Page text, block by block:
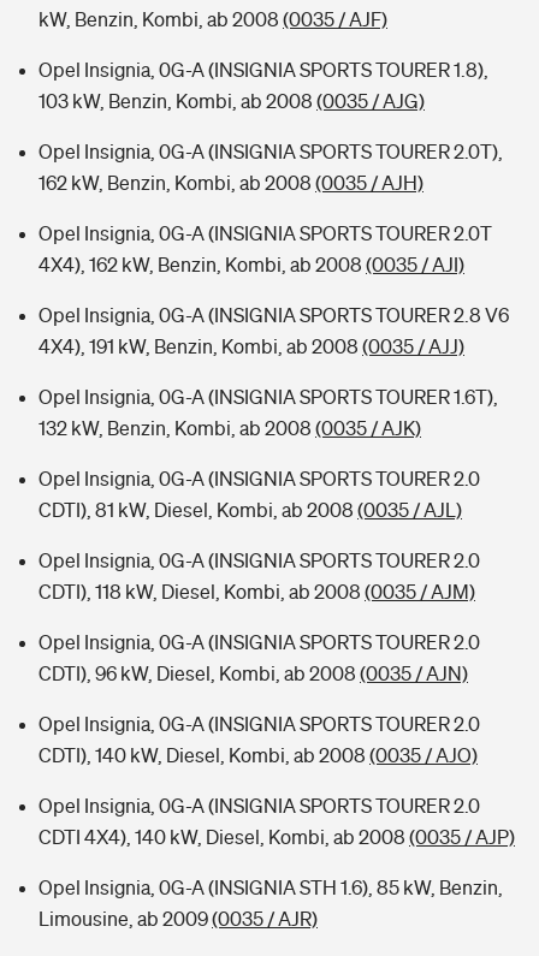
kW, Benzin, Kombi, ab 2008 (0035 / AJF)
Opel Insignia, 0G-A (INSIGNIA SPORTS TOURER 1.8),
103 kW, Benzin, Kombi, ab 2008 (0035 / AJG)
Opel Insignia, 0G-A (INSIGNIA SPORTS TOURER 2.0T),
162 kW, Benzin, Kombi, ab 2008 (0035 / AJH)
Opel Insignia, 0G-A (INSIGNIA SPORTS TOURER 2.0T
4X4), 162 kW, Benzin, Kombi, ab 2008 (0035 / AJI)
Opel Insignia, 0G-A (INSIGNIA SPORTS TOURER 2.8 V6
4X4), 191 kW, Benzin, Kombi, ab 2008 (0035 / AJJ)
Opel Insignia, 0G-A (INSIGNIA SPORTS TOURER 1.6T),
132 kW, Benzin, Kombi, ab 2008 (0035 / AJK)
Opel Insignia, 0G-A (INSIGNIA SPORTS TOURER 2.0
CDTI), 81 kW, Diesel, Kombi, ab 2008 (0035 / AJL)
Opel Insignia, 0G-A (INSIGNIA SPORTS TOURER 2.0
CDTI), 118 kW, Diesel, Kombi, ab 2008 (0035 / AJM)
Opel Insignia, 0G-A (INSIGNIA SPORTS TOURER 2.0
CDTI), 96 kW, Diesel, Kombi, ab 2008 (0035 / AJN)
Opel Insignia, 0G-A (INSIGNIA SPORTS TOURER 2.0
CDTI), 140 kW, Diesel, Kombi, ab 2008 (0035 / AJO)
Opel Insignia, 0G-A (INSIGNIA SPORTS TOURER 2.0
CDTI 4X4), 140 kW, Diesel, Kombi, ab 2008 (0035 / AJP)
Opel Insignia, 0G-A (INSIGNIA STH 1.6), 85 kW, Benzin,
Limousine, ab 2009(0035 / AJR)